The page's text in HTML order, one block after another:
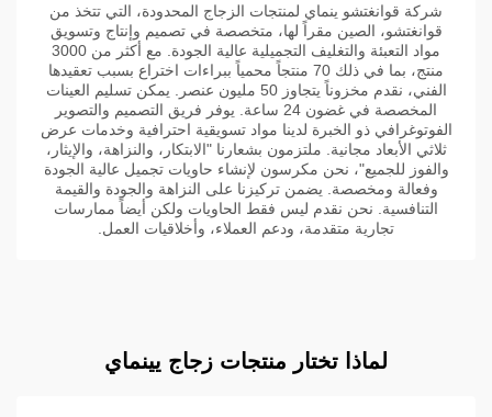
شركة قوانغتشو ينماي لمنتجات الزجاج المحدودة، التي تتخذ من
قوانغتشو، الصين مقراً لها، متخصصة في تصميم وإنتاج وتسويق
مواد التعبئة والتغليف التجميلية عالية الجودة. مع أكثر من 3000
منتج، بما في ذلك 70 منتجاً محمياً ببراءات اختراع بسبب تعقيدها
الفني، نقدم مخزوناً يتجاوز 50 مليون عنصر. يمكن تسليم العينات
المخصصة في غضون 24 ساعة. يوفر فريق التصميم والتصوير
الفوتوغرافي ذو الخبرة لدينا مواد تسويقية احترافية وخدمات عرض
ثلاثي الأبعاد مجانية. ملتزمون بشعارنا "الابتكار، والنزاهة، والإيثار،
والفوز للجميع"، نحن مكرسون لإنشاء حاويات تجميل عالية الجودة
وفعالة ومخصصة. يضمن تركيزنا على النزاهة والجودة والقيمة
التنافسية. نحن نقدم ليس فقط الحاويات ولكن أيضاً ممارسات
تجارية متقدمة، ودعم العملاء، وأخلاقيات العمل.
لماذا تختار منتجات زجاج يينماي